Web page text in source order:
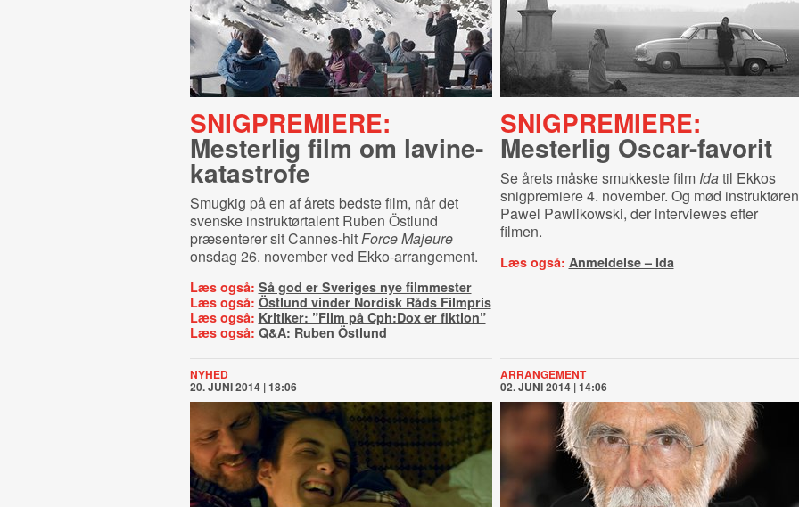
SNIGPREMIERE:
Mesterlig film om lavi­ne­
ka­ta­stro­fe
Smugkig på en af årets bedste film, når det
svenske instruktørtalent Ruben Östlund
præsenterer sit Cannes-hitForce Majeure
onsdag 26. november ved Ekko-arrangement.
Læs også: Så god er Sveriges nye filmmester
Læs også: Östlund vinder Nordisk Råds Filmpris
Læs også: Kritiker: ”Film på Cph:Dox er fiktion”
Læs også: Q&A: Ruben Östlund
SNIGPREMIERE:
Mesterlig Oscar-favorit
Se årets måske smukkeste film Idatil Ekkos
snigpremiere 4. november. Og mød instruktøren
Pawel Pawlikowski, der interviewes efter
filmen.
Læs også: Anmeldelse – Ida
NYHED
20. JUNI 2014 | 18:06
ARRANGEMENT
02. JUNI 2014 | 14:06